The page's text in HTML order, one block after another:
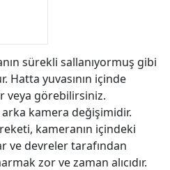
sürekli sallanıyormuş gibi
Hatta yuvasının içinde
veya görebilirsiniz.
kamera değişimidir.
kameranın içindeki
ve devreler tarafından
zor ve zaman alıcıdır.